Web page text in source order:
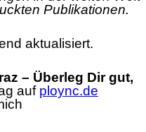
Publikationen.
aktualisiert.
– Überleg Dir gut,
auf ploync.de